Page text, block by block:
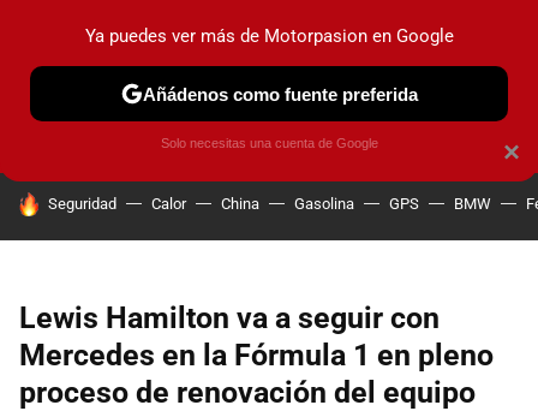
PRUEBAS COCHES ELÉCTRICOS OBSERVATORIO
HOY SE HABLA DE
Seguridad Calor China Gasolina GPS BMW
Lewis Hamilton va a seguir con
Mercedes en la Fórmula 1 en pleno
proceso de renovación del equipo
×
Ya puedes ver más de Motorpasion en Google
Añádenos como fuente preferida
Solo necesitas una cuenta de Google